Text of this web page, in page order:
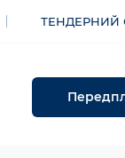
ТЕНДЕРНИЙ